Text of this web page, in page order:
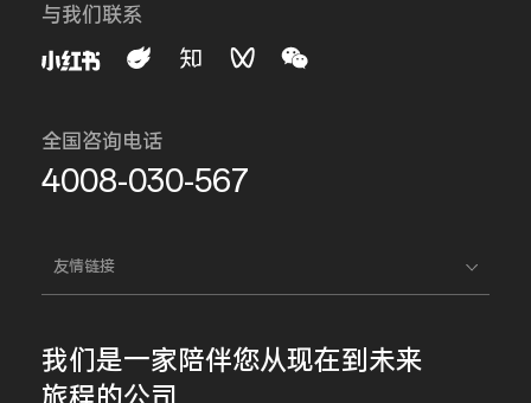
与我们联系
全国咨询电话
4008-030-567
友情链接
我们是一家陪伴您从现在到未来